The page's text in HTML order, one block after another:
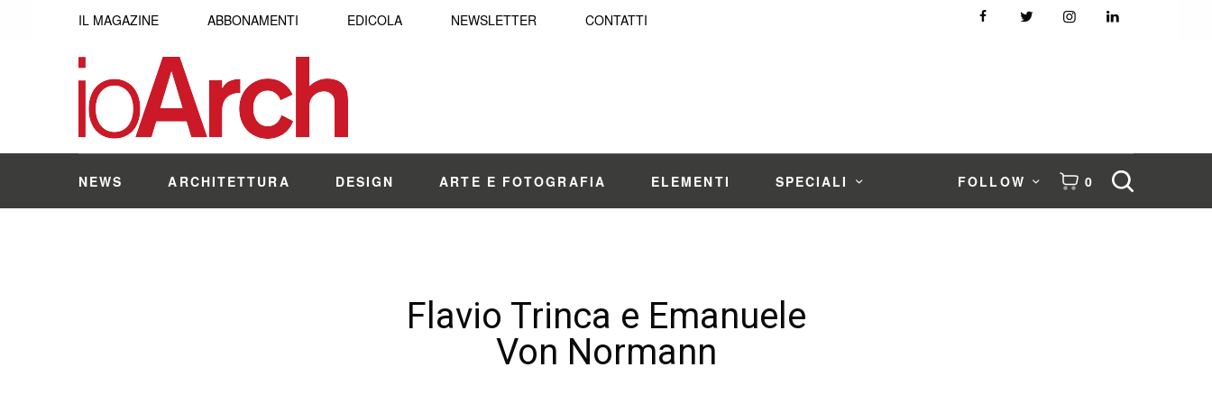
IL MAGAZINE ABBONAMENTI EDICOLA NEWSLETTER CONTATTI
NEWS ARCHITETTURA DESIGN ARTE E FOTOGRAFIA ELEMENTI SPECIALI FOLLOW 0
Flavio Trinca e Emanuele
Von Normann